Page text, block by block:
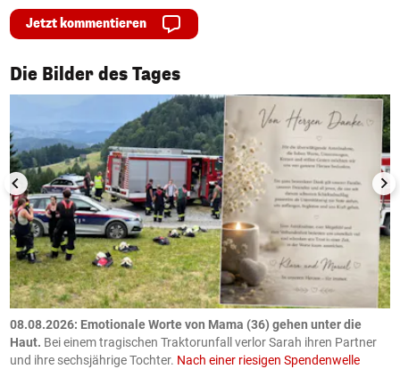
Jetzt kommentieren
Die Bilder des Tages
1/50
08.08.2026: Emotionale Worte von Mama (36) gehen unter die
Haut. Bei einem tragischen Traktorunfall verlor Sarah ihren Partner
und ihre sechsjährige Tochter. Nach einer riesigen Spendenwelle